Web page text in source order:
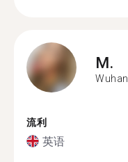
M.
Wuhan
流利
英语